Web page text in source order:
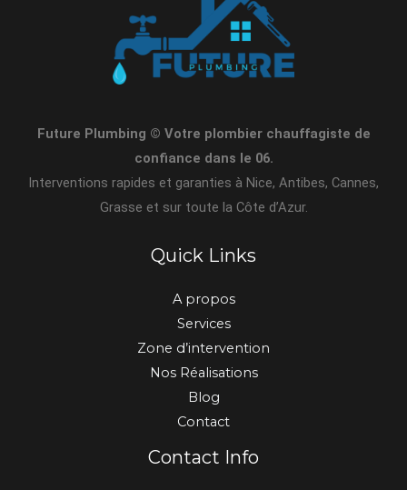
Future Plumbing © Votre plombier chauffagiste de
confiance dans le 06.
Interventions rapides et garanties à Nice, Antibes, Cannes,
Grasse et sur toute la Côte d’Azur.
Quick Links
A propos
Services
Zone d’intervention
Nos Réalisations
Blog
Contact
Contact Info